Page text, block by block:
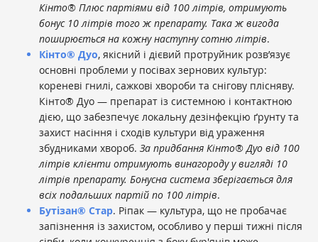
Кінто® Плюс партіями від 100 літрів, отримують
бонус 10 літрів того ж препарату. Така ж вигода
поширюється на кожну наступну сотню літрів.
Кінто® Дуо, якісний і дієвий протруйник розв’язує
основні проблеми у посівах зернових культур:
кореневі гнилі, сажкові хвороби та снігову плісняву.
Кінто® Дуо — препарат із системною і контактною
дією, що забезпечує локальну дезінфекцію ґрунту та
захист насіння і сходів культури від ураження
збудниками хвороб. За придбання Кінто® Дуо від 100
літрів клієнти отримують винагороду у вигляді 10
літрів препарату. Бонусна система зберігається для
всіх подальших партій по 100 літрів.
Бутізан® Стар. Ріпак — культура, що не пробачає
запізнення із захистом, особливо у перші тижні після